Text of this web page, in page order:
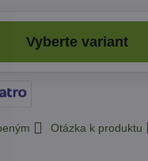
Vyberte variant
Otázka k produktu